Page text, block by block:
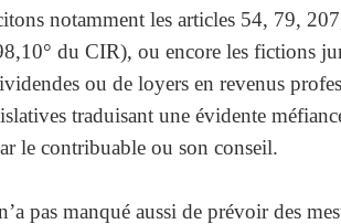
notamment les articles 54, 79,
du CIR), ou encore les fictions
ou de loyers en revenus
traduisant une évidente
le contribuable ou son conseil.
pas manqué aussi de prévoir des